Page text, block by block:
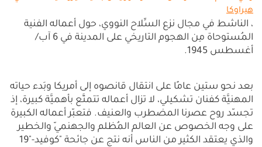
هيراوكا
، الناشط في مجال نزع السِّلاح النووي، حول أعماله الفنية
المُستوحاة مِن الهجوم التاريخي على المدينة في 6 آب/
أغسطس 1945.
بعد نحو ستين عامًا على انتقال قانصوه إلى أمريكا وبَدء حياته
المهنيَّة كفنان تشكيلي، لا تزال أعماله تتمتَّع بأهميَّة كبيرة، إذ
تجسّد روح عصرنا المضطرب والعنيف. فتعبّر أعماله الكبيرة
على وجه الخصوص عن العالم المُظلم والجهنميّ والخطير
والذي يعتقد الكثير من الناس أنه نتج عن جائحة "كوفيد-"19